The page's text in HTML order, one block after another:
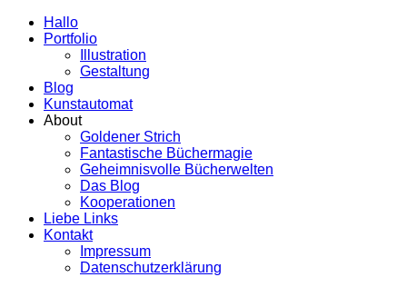
Hallo
Portfolio
Illustration
Gestaltung
Blog
Kunstautomat
About
Goldener Strich
Fantastische Büchermagie
Geheimnisvolle Bücherwelten
Das Blog
Kooperationen
Liebe Links
Kontakt
Impressum
Datenschutzerklärung